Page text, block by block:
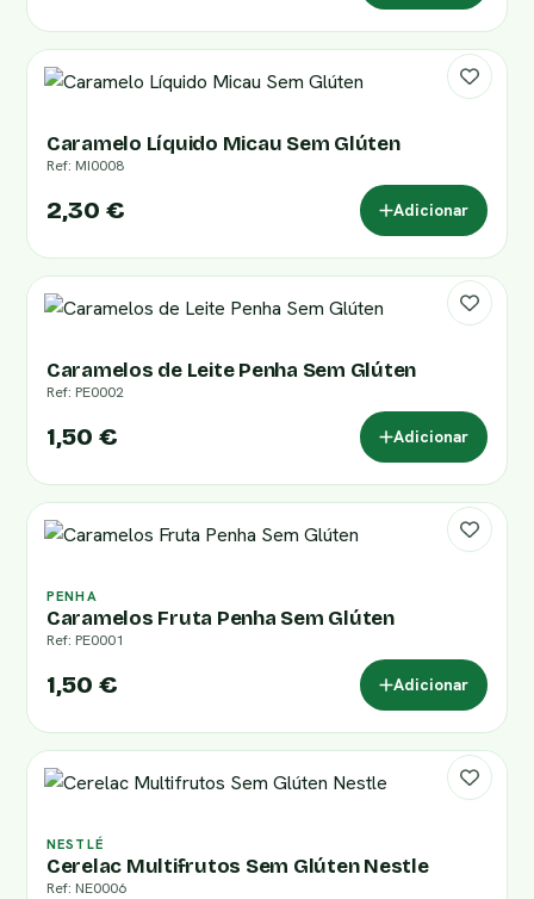
Caramelo Líquido Micau Sem Glúten
Ref: MI0008
2,30 € Adicionar
Caramelos de Leite Penha Sem Glúten
Ref: PE0002
1,50 € Adicionar
PENHA
Caramelos Fruta Penha Sem Glúten
Ref: PE0001
1,50 € Adicionar
NESTLÉ
Cerelac Multifrutos Sem Glúten Nestle
Ref: NE0006